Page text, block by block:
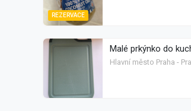
REZERVACE
Malé prkýnko do
Hlavní město Praha -